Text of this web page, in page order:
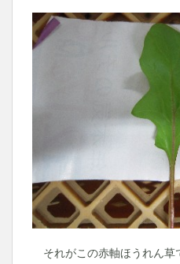
それがこの赤軸ほうれん草